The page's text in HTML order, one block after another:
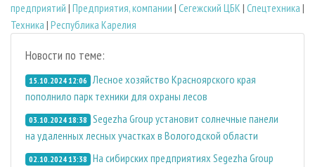
предприятий | Предприятия, компании | Сегежский ЦБК | Спецтехника |
Техника | Республика Карелия
Новости по теме:
15.10.2024 12:06 Лесное хозяйство Красноярского края
пополнило парк техники для охраны лесов
03.10.2024 18:38 Segezha Group установит солнечные панели
на удаленных лесных участках в Вологодской области
02.10.2024 13:38 На сибирских предприятиях Segezha Group